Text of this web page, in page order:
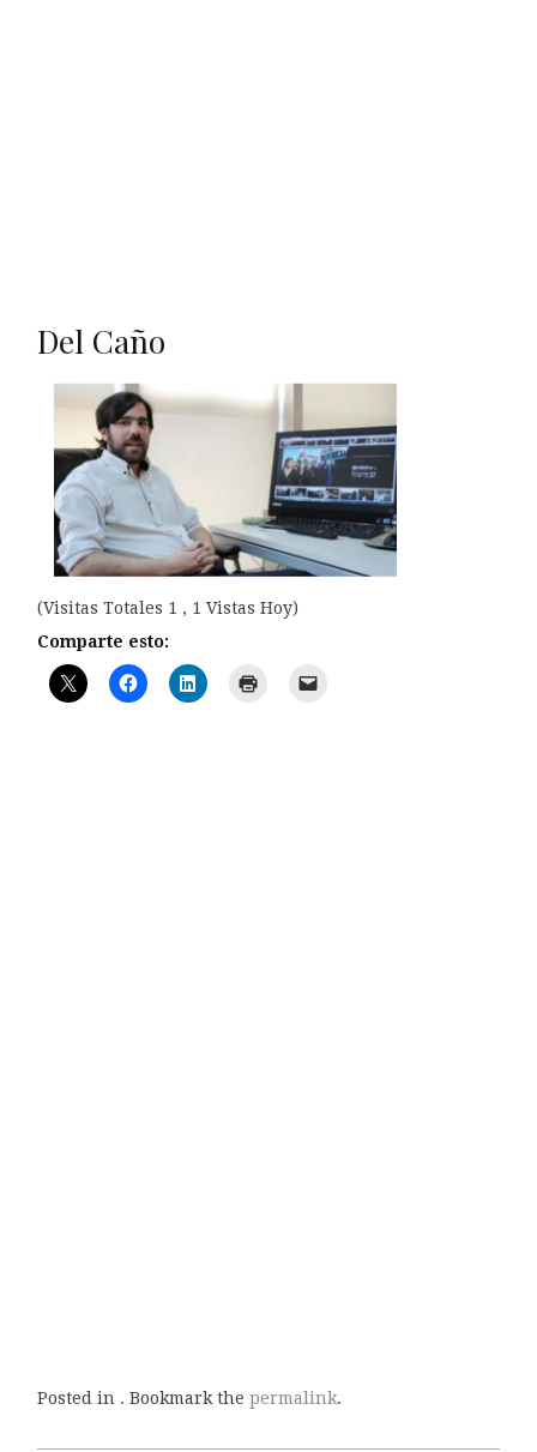
Del Caño
(Visitas Totales 1 , 1 Vistas Hoy)
Comparte esto:
Posted in . Bookmark the permalink.